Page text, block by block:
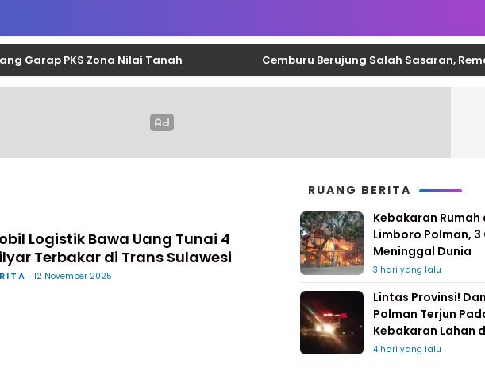
PKS Zona Nilai Tanah Cemburu Berujung Salah Sasaran, Remaja
Logistik Bawa Uang Tunai 4
Terbakar di Trans Sulawesi
12 November 2025
RUANG BERITA
Kebakaran Rumah
Limboro Polman, 3
Meninggal Dunia
3 hari yang lalu
Lintas Provinsi!
Polman Terjun
Kebakaran Lahan
Pinrang
4 hari yang lalu